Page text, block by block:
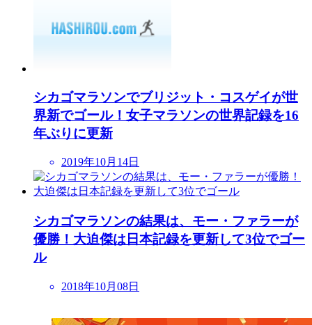
シカゴマラソンでブリジット・コスゲイが世
界新でゴール！女子マラソンの世界記録を16
年ぶりに更新
2019年10月14日
シカゴマラソンの結果は、モー・ファラーが
優勝！大迫傑は日本記録を更新して3位でゴー
ル
2018年10月08日